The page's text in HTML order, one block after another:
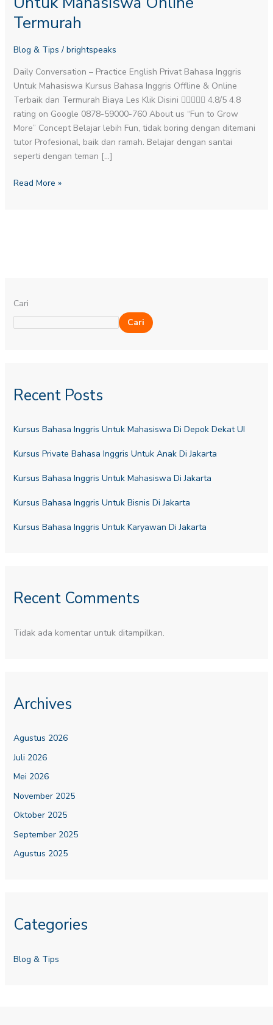
Termurah
Blog & Tips / brightspeaks
Daily Conversation – Practice English​ Privat Bahasa Inggris
Untuk Mahasiswa Kursus Bahasa Inggris Offline & Online
Terbaik dan Termurah Biaya Les Klik Disini  4.8/5 4.8
rating on Google 0878-59000-760 About us “Fun to Grow
More” Concept Belajar lebih Fun, tidak boring dengan ditemani
tutor Profesional, baik dan ramah. Belajar dengan santai
seperti dengan teman […]
Untuk
Mahasiswa
Termurah
Read More »
Cari
Cari
Recent Posts
Kursus Bahasa Inggris Untuk Mahasiswa Di Depok Dekat UI
Kursus Private Bahasa Inggris Untuk Anak Di Jakarta
Kursus Bahasa Inggris Untuk Mahasiswa Di Jakarta
Kursus Bahasa Inggris Untuk Bisnis Di Jakarta
Kursus Bahasa Inggris Untuk Karyawan Di Jakarta
Recent Comments
Tidak ada komentar untuk ditampilkan.
Archives
Agustus 2026
Juli 2026
Mei 2026
November 2025
Oktober 2025
September 2025
Agustus 2025
Categories
Blog & Tips